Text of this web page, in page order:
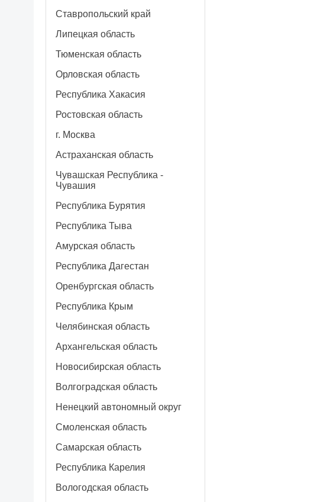
Ставропольский край
Липецкая область
Тюменская область
Орловская область
Республика Хакасия
Ростовская область
г. Москва
Астраханская область
Чувашская Республика -
Чувашия
Республика Бурятия
Республика Тыва
Амурская область
Республика Дагестан
Оренбургская область
Республика Крым
Челябинская область
Архангельская область
Новосибирская область
Волгоградская область
Ненецкий автономный округ
Смоленская область
Самарская область
Республика Карелия
Вологодская область